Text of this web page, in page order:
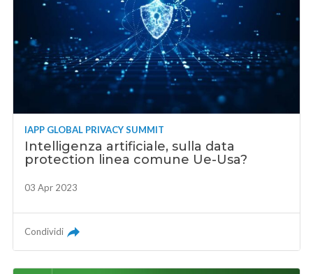
IAPP GLOBAL PRIVACY SUMMIT
Intelligenza artificiale, sulla data
protection linea comune Ue-Usa?
03 Apr 2023
Condividi